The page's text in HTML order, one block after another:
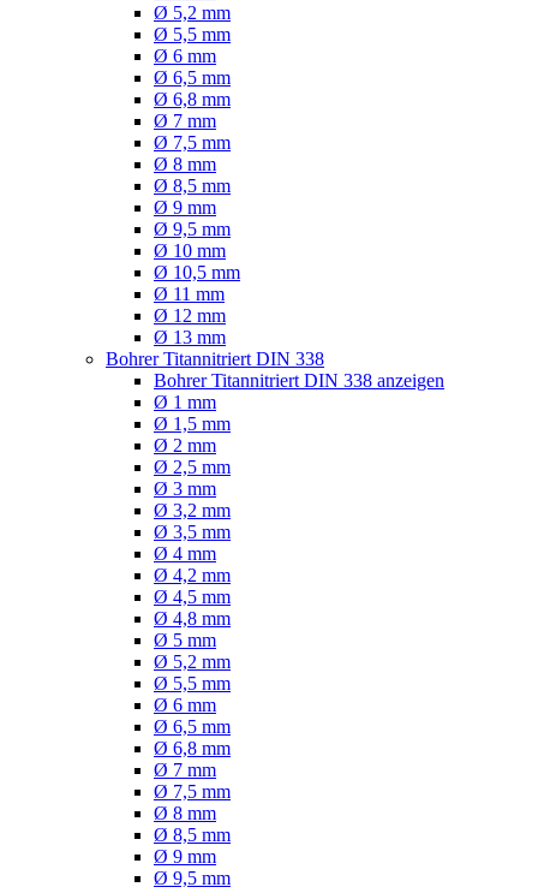
Ø 5,2 mm
Ø 5,5 mm
Ø 6 mm
Ø 6,5 mm
Ø 6,8 mm
Ø 7 mm
Ø 7,5 mm
Ø 8 mm
Ø 8,5 mm
Ø 9 mm
Ø 9,5 mm
Ø 10 mm
Ø 10,5 mm
Ø 11 mm
Ø 12 mm
Ø 13 mm
Bohrer Titannitriert DIN 338
Bohrer Titannitriert DIN 338 anzeigen
Ø 1 mm
Ø 1,5 mm
Ø 2 mm
Ø 2,5 mm
Ø 3 mm
Ø 3,2 mm
Ø 3,5 mm
Ø 4 mm
Ø 4,2 mm
Ø 4,5 mm
Ø 4,8 mm
Ø 5 mm
Ø 5,2 mm
Ø 5,5 mm
Ø 6 mm
Ø 6,5 mm
Ø 6,8 mm
Ø 7 mm
Ø 7,5 mm
Ø 8 mm
Ø 8,5 mm
Ø 9 mm
Ø 9,5 mm